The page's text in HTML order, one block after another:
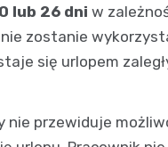
lub 26 dni w
zostanie
się urlopem
nie przewiduje